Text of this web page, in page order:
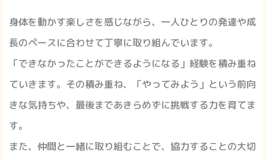
身体を動かす楽しさを感じながら、 一人ひとりの発達や成
長のペースに合わせて丁寧に取り組んでいます。
「できなかったことができるようになる」経験を積み重ね
ていきます。 その積み重ね、「やってみよう」という前向
きな気持ちや、最後まであきらめずに挑戦する力を育てま
す。
また、仲間と一緒に取り組むことで、協力することの大切